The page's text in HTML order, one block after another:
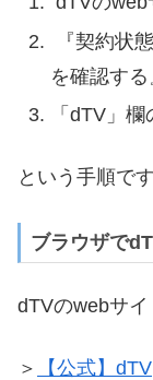
『契約状
を確認す
「dTV」
という手順です
ブラウザで
dTVのwebサイ
＞ 【公式】dTV